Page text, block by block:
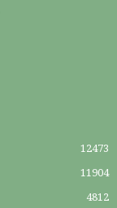
12473
11904
4812